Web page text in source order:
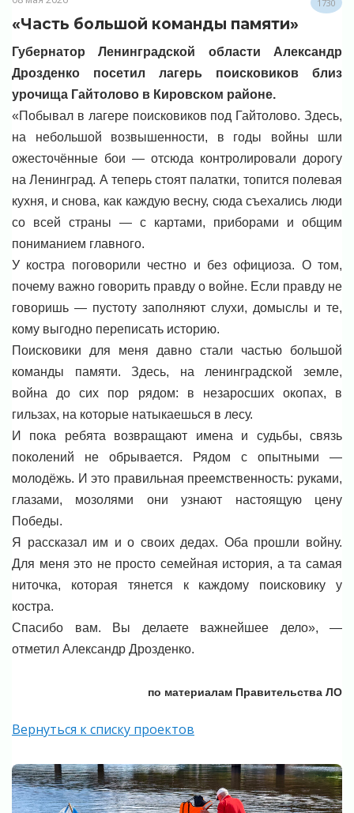
1730
«Часть большой команды памяти»
Губернатор Ленинградской области Александр
Дрозденко посетил лагерь поисковиков близ
урочища Гайтолово в Кировском районе.
«Побывал в лагере поисковиков под Гайтолово. Здесь,
на небольшой возвышенности, в годы войны шли
ожесточённые бои — отсюда контролировали дорогу
на Ленинград. А теперь стоят палатки, топится полевая
кухня, и снова, как каждую весну, сюда съехались люди
со всей страны — с картами, приборами и общим
пониманием главного.
У костра поговорили честно и без официоза. О том,
почему важно говорить правду о войне. Если правду не
говоришь — пустоту заполняют слухи, домыслы и те,
кому выгодно переписать историю.
Поисковики для меня давно стали частью большой
команды памяти. Здесь, на ленинградской земле,
война до сих пор рядом: в незаросших окопах, в
гильзах, на которые натыкаешься в лесу.
И пока ребята возвращают имена и судьбы, связь
поколений не обрывается. Рядом с опытными —
молодёжь. И это правильная преемственность: руками,
глазами, мозолями они узнают настоящую цену
Победы.
Я рассказал им и о своих дедах. Оба прошли войну.
Для меня это не просто семейная история, а та самая
ниточка, которая тянется к каждому поисковику у
костра.
Спасибо вам. Вы делаете важнейшее дело», —
отметил Александр Дрозденко.
по материалам Правительства ЛО
Вернуться к списку проектов